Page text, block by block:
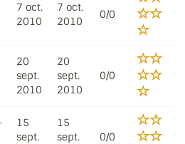
7 oct.
2010
7 oct.
2010
0/0
20
sept.
2010
20
sept.
2010
0/0
15
sept.
15
sept.
0/0